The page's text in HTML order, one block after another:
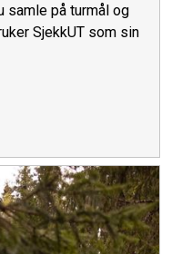
samle på turmål og
SjekkUT som sin